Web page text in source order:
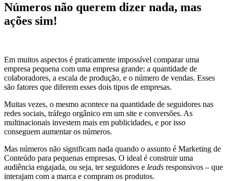
Números não querem dizer nada, mas
ações sim!
Em muitos aspectos é praticamente impossível comparar uma
empresa pequena com uma empresa grande: a quantidade de
colaboradores, a escala de produção, e o número de vendas. Esses
são fatores que diferem esses dois tipos de empresas.
Muitas vezes, o mesmo acontece na quantidade de seguidores nas
redes sociais, tráfego orgânico em um site e conversões. As
multinacionais investem mais em publicidades, e por isso
conseguem aumentar os números.
Mas números não significam nada quando o assunto é Marketing de
Conteúdo para pequenas empresas. O ideal é construir uma
audiência engajada, ou seja, ter seguidores e leads responsivos – que
interajam com a marca e compram os produtos.